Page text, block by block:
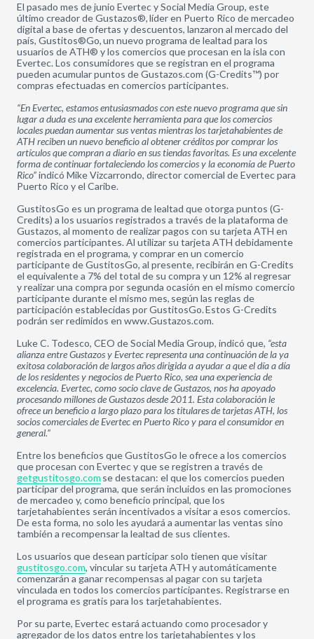
El pasado mes de junio Evertec y Social Media Group, este
último creador de Gustazos®, líder en Puerto Rico de mercadeo
digital a base de ofertas y descuentos, lanzaron al mercado del
país, Gustitos®Go, un nuevo programa de lealtad para los
usuarios de ATH® y los comercios que procesan en la isla con
Evertec. Los consumidores que se registran en el programa
pueden acumular puntos de Gustazos.com (G-Credits™) por
compras efectuadas en comercios participantes.
“En Evertec, estamos entusiasmados con este nuevo programa que sin
lugar a duda es una excelente herramienta para que los comercios
locales puedan aumentar sus ventas mientras los tarjetahabientes de
ATH reciben un nuevo beneficio al obtener créditos por comprar los
artículos que compran a diario en sus tiendas favoritas. Es una excelente
forma de continuar fortaleciendo los comercios y la economía de Puerto
Rico”indicó Mike Vizcarrondo, director comercial de Evertec para
Puerto Rico y el Caribe.
GustitosGo es un programa de lealtad que otorga puntos (G-
Credits) a los usuarios registrados a través de la plataforma de
Gustazos, al momento de realizar pagos con su tarjeta ATH en
comercios participantes. Al utilizar su tarjeta ATH debidamente
registrada en el programa, y comprar en un comercio
participante de GustitosGo, al presente, recibirán en G-Credits
el equivalente a 7% del total de su compra y un 12% al regresar
y realizar una compra por segunda ocasión en el mismo comercio
participante durante el mismo mes, según las reglas de
participación establecidas por GustitosGo. Estos G-Credits
podrán ser redimidos en www.Gustazos.com.
Luke C. Todesco, CEO de Social Media Group, indicó que, “esta
alianza entre Gustazos y Evertec representa una continuación de la ya
exitosa colaboración de largos años dirigida a ayudar a que el día a día
de los residentes y negocios de Puerto Rico, sea una experiencia de
excelencia. Evertec, como socio clave de Gustazos, nos ha apoyado
procesando millones de Gustazos desde 2011. Esta colaboración le
ofrece un beneficio a largo plazo para los titulares de tarjetas ATH, los
socios comerciales de Evertec en Puerto Rico y para el consumidor en
general.”
Entre los beneficios que GustitosGo le ofrece a los comercios
que procesan con Evertec y que se registren a través de
getgustitosgo.com se destacan: el que los comercios pueden
participar del programa, que serán incluidos en las promociones
de mercadeo y, como beneficio principal, que los
tarjetahabientes serán incentivados a visitar a esos comercios.
De esta forma, no solo les ayudará a aumentar las ventas sino
también a recompensar la lealtad de sus clientes.
Los usuarios que desean participar solo tienen que visitar
gustitosgo.com, vincular su tarjeta ATH y automáticamente
comenzarán a ganar recompensas al pagar con su tarjeta
vinculada en todos los comercios participantes. Registrarse en
el programa es gratis para los tarjetahabientes.
Por su parte, Evertec estará actuando como procesador y
agregador de los datos entre los tarjetahabientes y los